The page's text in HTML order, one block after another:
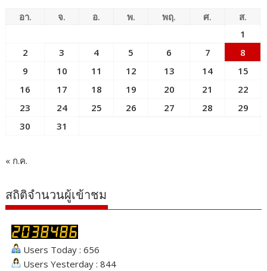
อา. จ. อ. พ. พฤ. ศ.
ส.
1
2
3 4 5 6 7
8
9
10 11 12 13 14
15
16
17 18 19 20 21
22
23
24 25 26 27 28
29
30
31
« ก.ค.
สถิติจำนวนผู้เข้าชม
Users Today : 656
Users Yesterday : 844